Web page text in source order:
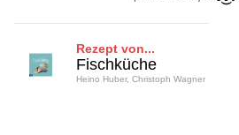
Rezept von...
Fischküche
Heino Huber, Christoph Wagner